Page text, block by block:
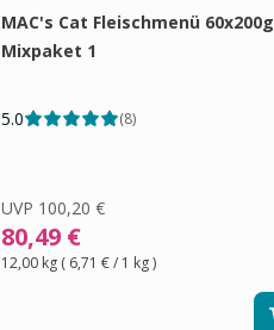
MAC's Cat Fleischmenü 60x200g
Mixpaket 1
5.0 (8)
UVP 100,20 €
80,49 €
12,00 kg ( 6,71 €/ 1 kg)